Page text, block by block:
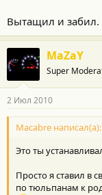
Вытащил и забил.
MaZaY
Super
2 Июл 2010
Macabre написал(а):
Это ты
Просто я ставил в
по тюльпанам к